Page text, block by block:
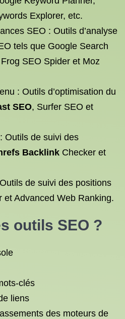
Explorer, etc.
SEO : Outils d’analyse
tels que Google Search
SEO Spider et Moz
: Outils d’optimisation du
SEO, Surfer SEO et
: Outils de suivi des
Backlink Checker et
de suivi des positions
et Advanced Web Ranking.
outils SEO ?
clés
liens
des moteurs de